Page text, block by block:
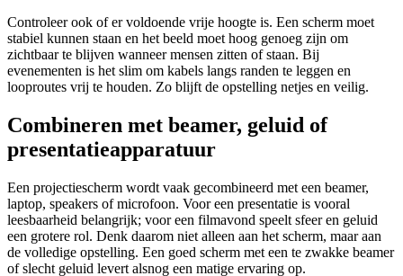
Controleer ook of er voldoende vrije hoogte is. Een scherm moet
stabiel kunnen staan en het beeld moet hoog genoeg zijn om
zichtbaar te blijven wanneer mensen zitten of staan. Bij
evenementen is het slim om kabels langs randen te leggen en
looproutes vrij te houden. Zo blijft de opstelling netjes en veilig.
Combineren met beamer, geluid of
presentatieapparatuur
Een projectiescherm wordt vaak gecombineerd met een beamer,
laptop, speakers of microfoon. Voor een presentatie is vooral
leesbaarheid belangrijk; voor een filmavond speelt sfeer en geluid
een grotere rol. Denk daarom niet alleen aan het scherm, maar aan
de volledige opstelling. Een goed scherm met een te zwakke beamer
of slecht geluid levert alsnog een matige ervaring op.